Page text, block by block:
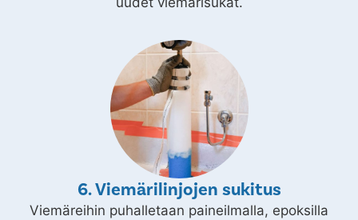
6. Viemärilinjojen sukitus
Viemäreihin puhalletaan paineilmalla, epoksilla